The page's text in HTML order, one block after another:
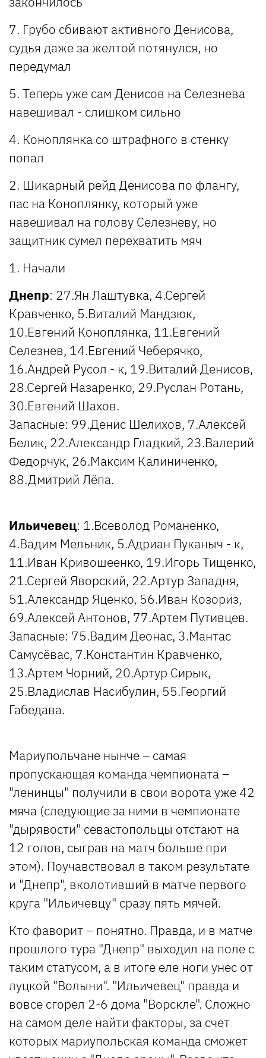
7. Грубо сбивают активного Денисова,
судья даже за желтой потянулся, но
передумал
5. Теперь уже сам Денисов на Селезнева
навешивал - слишком сильно
4. Коноплянка со штрафного в стенку
попал
2. Шикарный рейд Денисова по флангу,
пас на Коноплянку, который уже
навешивал на голову Селезневу, но
защитник сумел перехватить мяч
1. Начали
Днепр: 27.Ян Лаштувка, 4.Сергей
Кравченко, 5.Виталий Мандзюк,
10.Евгений Коноплянка, 11.Евгений
Селезнев, 14.Евгений Чеберячко,
16.Андрей Русол - к, 19.Виталий Денисов,
28.Сергей Назаренко, 29.Руслан Ротань,
30.Евгений Шахов.
Запасные: 99.Денис Шелихов, 7.Алексей
Белик, 22.Александр Гладкий, 23.Валерий
Федорчук, 26.Максим Калиниченко,
88.Дмитрий Лёпа.
Ильичевец: 1.Всеволод Романенко,
4.Вадим Мельник, 5.Адриан Пуканыч - к,
11.Иван Кривошеенко, 19.Игорь Тищенко,
21.Сергей Яворский, 22.Артур Западня,
51.Александр Яценко, 56.Иван Козориз,
69.Алексей Антонов, 77.Артем Путивцев.
Запасные: 75.Вадим Деонас, 3.Мантас
Самусёвас, 7.Константин Кравченко,
13.Артем Чорний, 20.Артур Сирык,
25.Владислав Насибулин, 55.Георгий
Габедава.
Мариупольчане нынче – самая
пропускающая команда чемпионата –
"ленинцы" получили в свои ворота уже 42
мяча (следующие за ними в чемпионате
"дырявости" севастопольцы отстают на
12 голов, сыграв на матч больше при
этом). Поучавствовал в таком результате
и "Днепр", вколотивший в матче первого
круга "Ильичевцу" сразу пять мячей.
Кто фаворит – понятно. Правда, и в матче
прошлого тура "Днепр" выходил на поле с
таким статусом, а в итоге еле ноги унес от
луцкой "Волыни". "Ильичевец" правда и
вовсе сгорел 2-6 дома "Ворскле". Сложно
на самом деле найти факторы, за счет
которых мариупольская команда сможет